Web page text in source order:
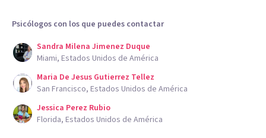
Psicólogos con los que puedes contactar
Sandra Milena Jimenez Duque
Miami, Estados Unidos de América
Maria De Jesus Gutierrez Tellez
San Francisco, Estados Unidos de América
Jessica Perez Rubio
Florida, Estados Unidos de América